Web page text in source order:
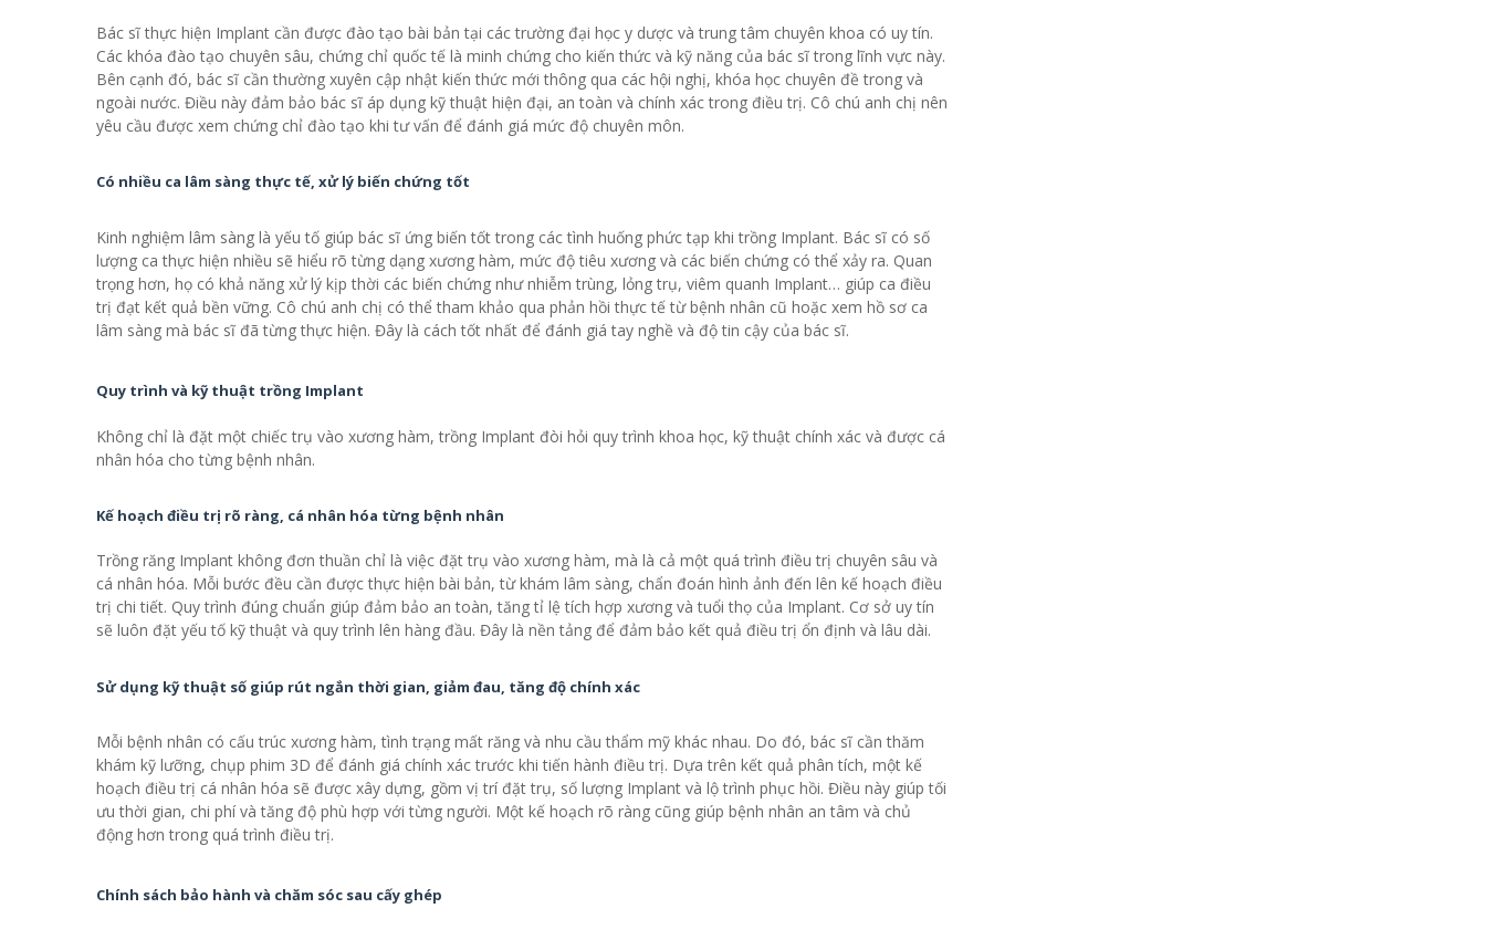
Bác sĩ thực hiện Implant cần được đào tạo bài bản tại các trường đại học y dược và trung tâm chuyên khoa có uy tín.
Các khóa đào tạo chuyên sâu, chứng chỉ quốc tế là minh chứng cho kiến thức và kỹ năng của bác sĩ trong lĩnh vực này.
Bên cạnh đó, bác sĩ cần thường xuyên cập nhật kiến thức mới thông qua các hội nghị, khóa học chuyên đề trong và
ngoài nước. Điều này đảm bảo bác sĩ áp dụng kỹ thuật hiện đại, an toàn và chính xác trong điều trị. Cô chú anh chị nên
yêu cầu được xem chứng chỉ đào tạo khi tư vấn để đánh giá mức độ chuyên môn.
Có nhiều ca lâm sàng thực tế, xử lý biến chứng tốt
Kinh nghiệm lâm sàng là yếu tố giúp bác sĩ ứng biến tốt trong các tình huống phức tạp khi trồng Implant. Bác sĩ có số
lượng ca thực hiện nhiều sẽ hiểu rõ từng dạng xương hàm, mức độ tiêu xương và các biến chứng có thể xảy ra. Quan
trọng hơn, họ có khả năng xử lý kịp thời các biến chứng như nhiễm trùng, lỏng trụ, viêm quanh Implant… giúp ca điều
trị đạt kết quả bền vững. Cô chú anh chị có thể tham khảo qua phản hồi thực tế từ bệnh nhân cũ hoặc xem hồ sơ ca
lâm sàng mà bác sĩ đã từng thực hiện. Đây là cách tốt nhất để đánh giá tay nghề và độ tin cậy của bác sĩ.
Quy trình và kỹ thuật trồng Implant
Không chỉ là đặt một chiếc trụ vào xương hàm, trồng Implant đòi hỏi quy trình khoa học, kỹ thuật chính xác và được cá
nhân hóa cho từng bệnh nhân.
Kế hoạch điều trị rõ ràng, cá nhân hóa từng bệnh nhân
Trồng răng Implant không đơn thuần chỉ là việc đặt trụ vào xương hàm, mà là cả một quá trình điều trị chuyên sâu và
cá nhân hóa. Mỗi bước đều cần được thực hiện bài bản, từ khám lâm sàng, chẩn đoán hình ảnh đến lên kế hoạch điều
trị chi tiết. Quy trình đúng chuẩn giúp đảm bảo an toàn, tăng tỉ lệ tích hợp xương và tuổi thọ của Implant. Cơ sở uy tín
sẽ luôn đặt yếu tố kỹ thuật và quy trình lên hàng đầu. Đây là nền tảng để đảm bảo kết quả điều trị ổn định và lâu dài.
Sử dụng kỹ thuật số giúp rút ngắn thời gian, giảm đau, tăng độ chính xác
Mỗi bệnh nhân có cấu trúc xương hàm, tình trạng mất răng và nhu cầu thẩm mỹ khác nhau. Do đó, bác sĩ cần thăm
khám kỹ lưỡng, chụp phim 3D để đánh giá chính xác trước khi tiến hành điều trị. Dựa trên kết quả phân tích, một kế
hoạch điều trị cá nhân hóa sẽ được xây dựng, gồm vị trí đặt trụ, số lượng Implant và lộ trình phục hồi. Điều này giúp tối
ưu thời gian, chi phí và tăng độ phù hợp với từng người. Một kế hoạch rõ ràng cũng giúp bệnh nhân an tâm và chủ
động hơn trong quá trình điều trị.
Chính sách bảo hành và chăm sóc sau cấy ghép